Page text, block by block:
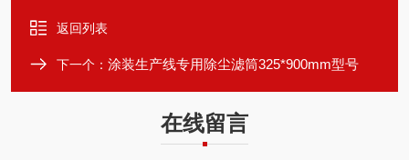
返回列表
下一个： 涂装生产线专用除尘滤筒325*900mm型号
在线留言